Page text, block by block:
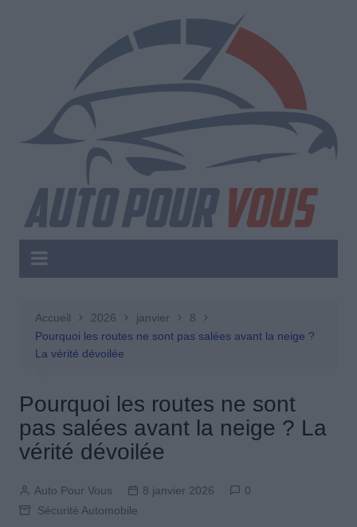
Accueil 2026 janvier
8
Pourquoi les routes ne sont pas salées avant la neige ?
La vérité dévoilée
Pourquoi les routes ne sont
pas salées avant la neige ? La
vérité dévoilée
Auto Pour Vous 8 janvier 2026
0
Sécurité Automobile